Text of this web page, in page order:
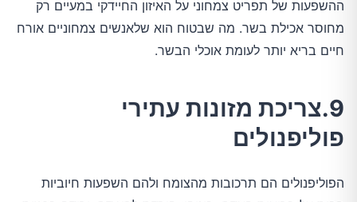
ההשפעות של תפריט צמחוני על האיזון החיידקי במעיים רק
מחוסר אכילת בשר. מה שבטוח הוא שלאנשים צמחוניים אורח
חיים בריא יותר לעומת אוכלי הבשר.
9.צריכת מזונות עתירי
פוליפנולים
הפוליפנולים הם תרכובות מהצומח ולהם השפעות חיוביות